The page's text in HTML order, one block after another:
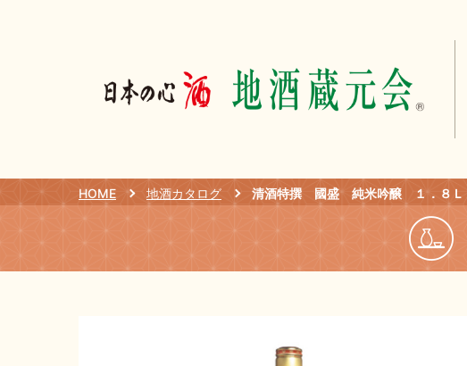
HOME 地酒カタログ 清酒特撰 國盛 純米吟醸 １．８Ｌ